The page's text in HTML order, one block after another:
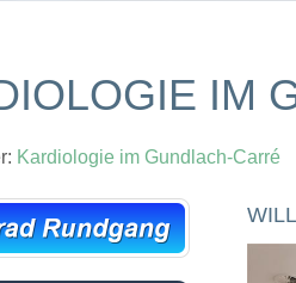
IM
Kardiologie im Gundlach-Carré